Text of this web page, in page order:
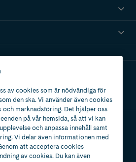
av cookies som är nödvändiga för
den ska. Vi använder även cookies
marknadsföring. Det hjälper oss
på vår hemsida, så att vi kan
och anpassa innehåll samt
Vi delar även informationen med
att acceptera cookies
av cookies. Du kan även